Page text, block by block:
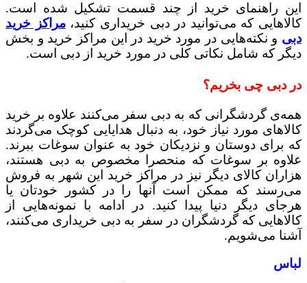
این راهنمای خرید از چند قسمت تشکیل شده است.
کالاهایی که می‌توانید در دبی خریداری کنید،مراکز خرید
دبی و نکته‌هایی در مورد خرید در این مراکز خرید و بخش
دیگر که شامل نکاتی کلی در مورد خرید از دبی است.
در دبی چی بخریم؟
همه‌ی گردشگرانی که به دبی سفر می‌کنند علاوه بر خرید
کالاهای مورد نیاز خود، به دنبال هدایایی کوچک می‌گردند
که برای دوستان و نزدیکان خود به عنوان سوغات ببرند.
علاوه بر سوغات که منحصرا مخصوص به دبی هستند،
هزاران کالای دیگر نیز در مراکز خرید این شهر به فروش
می‌رسند که ممکن است آنها را در کشور خودتان یا
هرجای دیگر دنیا پیدا کنید. در ادامه با نمونه‌هایی از
کالاهایی که گردشگران در سفر به دبی خریداری می‌کنند،
آشنا می‌شویم.
لباس